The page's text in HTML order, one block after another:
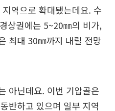
역으로 확대됐는데요. 수
상권에는 5~20㎜의 비가,
최대 30㎜까지 내릴 전망
아닌데요. 이번 기압골은
반하고 있으며 일부 지역